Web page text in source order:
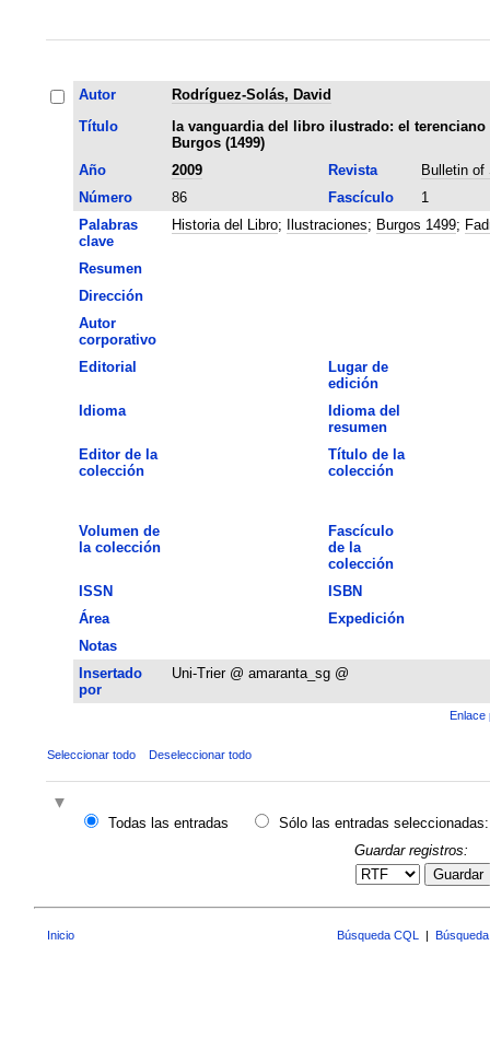
Autor
Rodríguez-Solás, David
Título
la vanguardia del libro ilustrado: el
Burgos (1499)
Año
2009 Revista
Bulletin of
Número
86 Fascículo
1
Palabras
clave
Historia del Libro; Ilustraciones; Burgos 1499;
Resumen
Dirección
Autor
corporativo
Editorial
Lugar de
edición
Idioma
Idioma del
resumen
Editor de la
colección
Título de la
colección
Volumen de
la colección
Fascículo
de la
colección
ISSN
ISBN
Área
Expedición
Notas
Insertado
por
Uni-Trier @ amaranta_sg @
Enlace
Seleccionar todo Deseleccionar todo
Todas las entradas
Sólo las entradas seleccionadas:
Guardar registros:
Guardar
Inicio Búsqueda CQL